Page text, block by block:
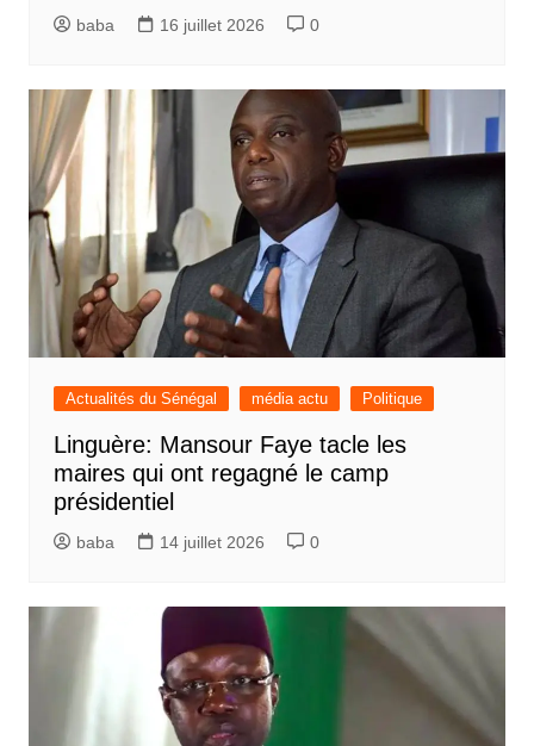
baba 16 juillet 2026 0
Actualités du Sénégal média actu Politique
Linguère: Mansour Faye tacle les
maires qui ont regagné le camp
présidentiel
baba 14 juillet 2026 0